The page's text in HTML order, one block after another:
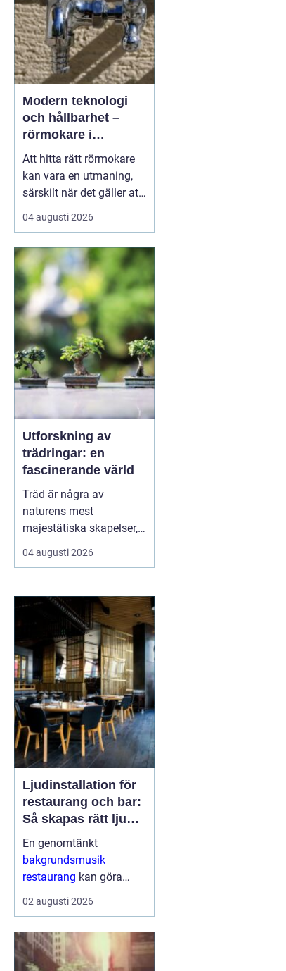
som k...
Modern teknologi
och hållbarhet –
rörmokare i
Jämtland
Att hitta rätt rörmokare
kan vara en utmaning,
särskilt när det gäller att
välja bland många
erbjudanden på en
Jämtland. Kvalificerade
rörmokare är viktiga för
att s&aum...
04 augusti 2026
Utforskning av
trädringar: en
fascinerande värld
Träd är några av
naturens mest
majestätiska skapelser,
och deras årliga
växande lager kan
historia och omgivning.
04 augusti 2026
Ljudinstallation för
restaurang och bar:
Så skapas rätt ljud
för mat, dryck och
stämning
En genomtänkt
bakgrundsmusik
restaurang kan göra
skillnaden mellan en
lokal som gästerna
plats där de g&aum...
02 augusti 2026